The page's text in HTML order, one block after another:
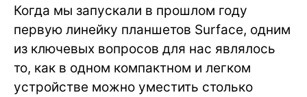
Когда мы запускали в прошлом году
первую линейку планшетов Surface, одним
из ключевых вопросов для нас являлось
то, как в одном компактном и легком
устройстве можно уместить столько